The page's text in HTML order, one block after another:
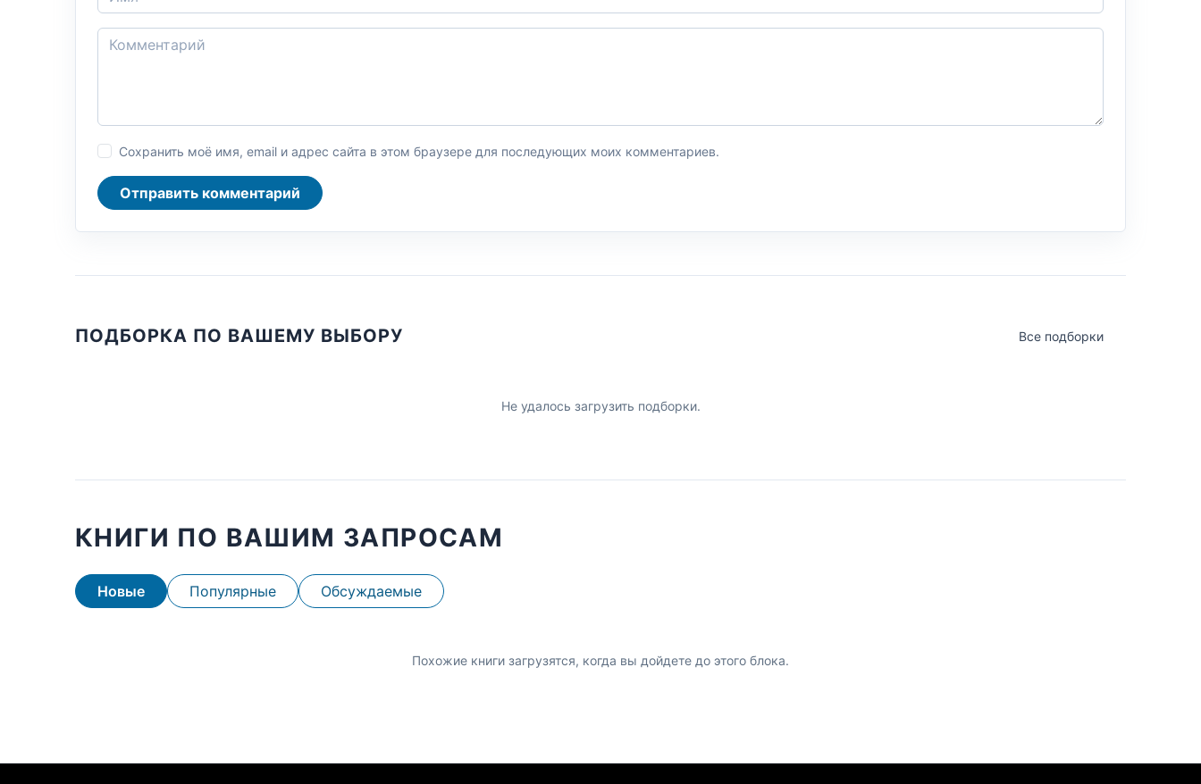
Сохранить моё имя, email и адрес сайта в этом браузере для последующих моих комментариев.
Отправить комментарий
ПОДБОРКА ПО ВАШЕМУ ВЫБОРУ Все подборки
Не удалось загрузить подборки.
КНИГИ ПО ВАШИМ ЗАПРОСАМ
Новые Популярные Обсуждаемые
Похожие книги загрузятся, когда вы дойдете до этого блока.